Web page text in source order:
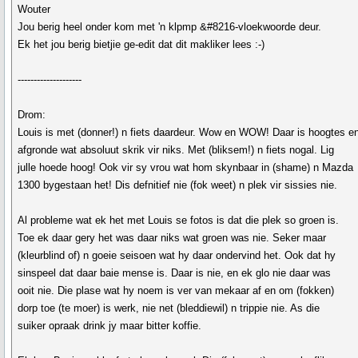
Wouter
Jou berig heel onder kom met 'n klpmp &#8216-vloekwoorde deur.
Ek het jou berig bietjie ge-edit dat dit makliker lees :-)
--------------------
Drom:
Louis is met (donner!) n fiets daardeur. Wow en WOW! Daar is hoogtes
afgronde wat absoluut skrik vir niks. Met (bliksem!) n fiets nogal. Lig
julle hoede hoog! Ook vir sy vrou wat hom skynbaar in (shame) n Mazda
1300 bygestaan het! Dis defnitief nie (fok weet) n plek vir sissies nie.
Al probleme wat ek het met Louis se fotos is dat die plek so groen is.
Toe ek daar gery het was daar niks wat groen was nie. Seker maar
(kleurblind of) n goeie seisoen wat hy daar ondervind het. Ook dat hy
sinspeel dat daar baie mense is. Daar is nie, en ek glo nie daar was
ooit nie. Die plase wat hy noem is ver van mekaar af en om (fokken)
dorp toe (te moer) is werk, nie net (bleddiewil) n trippie nie. As die
suiker opraak drink jy maar bitter koffie.